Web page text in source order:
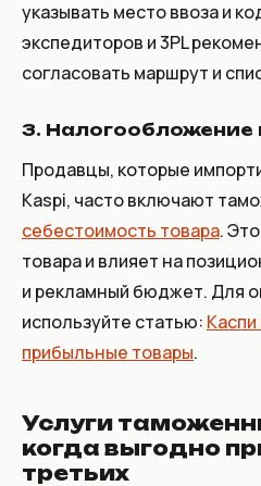
указывать место ввоза и
экспедиторов и 3PL
согласовать маршрут и
3. Налогообложение
Продавцы, которые
Kaspi, часто включают
себестоимость товара.
товара и влияет на
и рекламный бюджет. Для
используйте статью:
прибыльные товары.
Услуги
когда выгодно
третьих